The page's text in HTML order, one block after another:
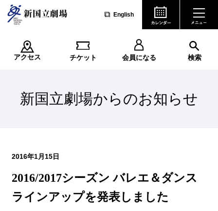
English
アクセス チケット 会員になる 検索
新国立劇場からのお知らせ
2016年1月15日
2016/2017シーズン バレエ＆ダンス
ラインアップを発表しました